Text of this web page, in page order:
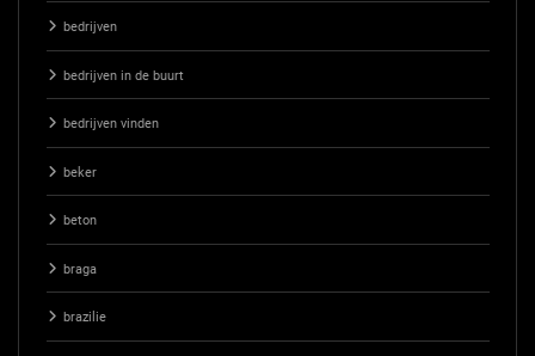
bedrijven
bedrijven in de buurt
bedrijven vinden
beker
beton
braga
brazilie